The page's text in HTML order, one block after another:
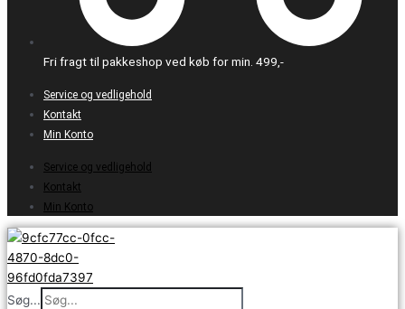
Fri fragt til pakkeshop ved køb for min. 499,-
Service og vedligehold
Kontakt
Min Konto
Service og vedligehold
Kontakt
Min Konto
Søg...